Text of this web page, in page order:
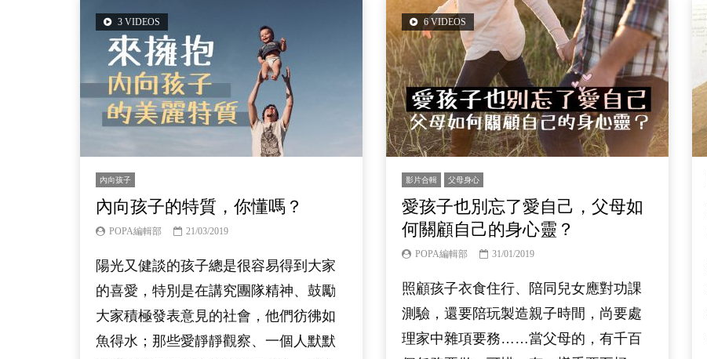
3 VIDEOS
內向孩子
內向孩子的特質，你懂嗎？
POPA編輯部 21/03/2019
陽光又健談的孩子總是很容易得到大家
的喜愛，特別是在講究團隊精神、鼓勵
大家積極發表意見的社會，他們彷彿如
魚得水；那些愛靜靜觀察、一個人默默
6 VIDEOS
影片合輯 父母身心
愛孩子也別忘了愛自己，父母如
何關顧自己的身心靈？
POPA編輯部 31/01/2019
照顧孩子衣食住行、陪同兒女應對功課
測驗，還要陪玩製造親子時間，尚要處
理家中雜項要務……當父母的，有千百